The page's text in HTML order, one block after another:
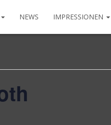
NEWS IMPRESSIONEN